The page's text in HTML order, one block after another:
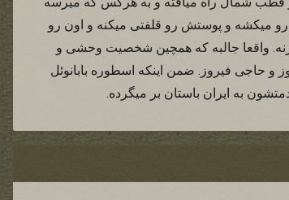
میکشه و پوستش رو قلفتی میکنه و اون رو
واقعا جالبه که همچین شخصیت وحشی و
و حاجی فیروز. ضمن اینکه اسطوره بابانوئل
به ایران باستان بر میگرده.